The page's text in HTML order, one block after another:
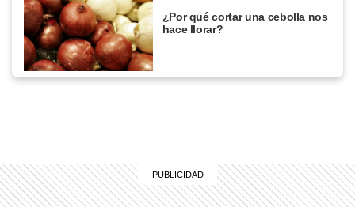
¿Por qué cortar una cebolla nos
hace llorar?